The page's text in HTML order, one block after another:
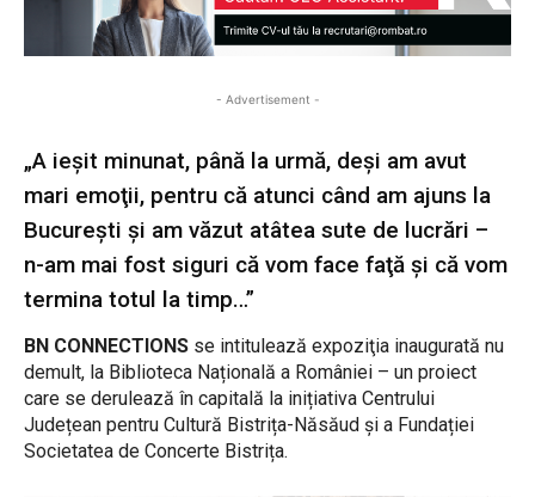
- Advertisement -
„A ieşit minunat, până la urmă, deşi am avut
mari emoţii, pentru că atunci când am ajuns la
Bucureşti şi am văzut atâtea sute de lucrări –
n-am mai fost siguri că vom face faţă şi că vom
termina totul la timp…”
BN CONNECTIONS se intitulează expoziţia inaugurată nu
demult, la Biblioteca Națională a României – un proiect
care se derulează în capitală la inițiativa Centrului
Județean pentru Cultură Bistrița-Năsăud și a Fundației
Societatea de Concerte Bistrița.